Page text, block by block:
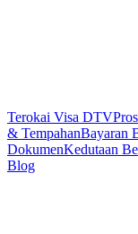
Terokai Visa DTV
& TempahanBayaran
DokumenKedutaan
Blog